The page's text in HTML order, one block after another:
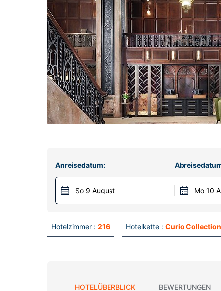
Anreisedatum:
So 9 August Mo 10
Hotelzimmer : 216 Hotelkette : Curio Collection
HOTELÜBERBLICK BEWERTUNGEN